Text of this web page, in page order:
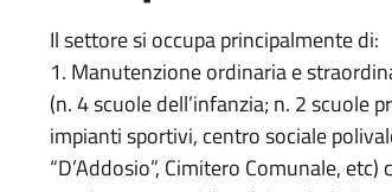
Il settore si occupa principalmente di:
1. Manutenzione ordinaria e
(n. 4 scuole dell’infanzia; n. 2 scuole
impianti sportivi, centro sociale
“D’Addosio”, Cimitero Comunale,